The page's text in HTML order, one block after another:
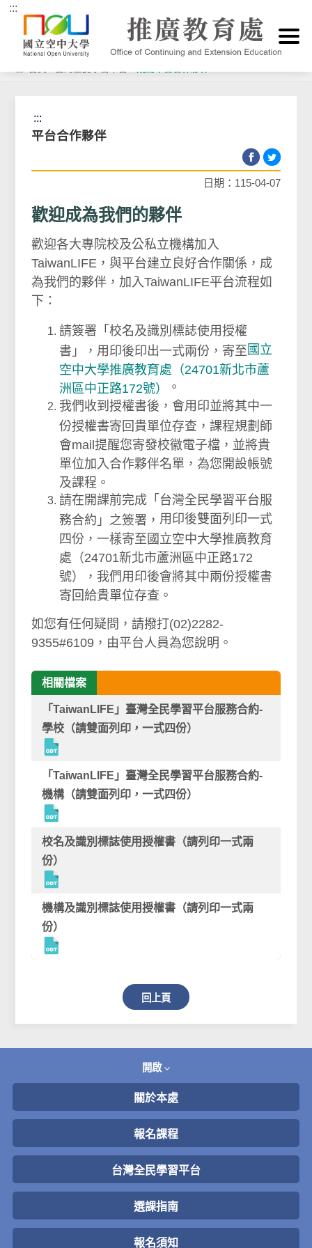
跳到主要內容區塊
:::
:::
平台合作夥伴
日期：115-04-07
歡迎成為我們的夥伴
歡迎各大專院校及公私立機構加入
TaiwanLIFE，與平台建立良好合作關係，成
為我們的夥伴，加入TaiwanLIFE平台流程如
下：
請簽署「校名及識別標誌使用授權
書」，用印後印出一式兩份，寄至 國立
空中大學推廣教育處（24701新北市蘆
洲區中正路172號）
。
我們收到授權書後，會用印並將其中一
份授權書寄回貴單位存查，課程規劃師
會mail提醒您寄發校徽電子檔，並將貴
單位加入合作夥伴名單，為您開設帳號
及課程。
請在開課前完成「台灣全民學習平台服
務合約」之簽署， 用印後雙面列印一式
四份，一樣寄至國立空中大學推廣教育
處（24701新北市蘆洲區中正路172
號），我們用印後會將其中兩份授權書
寄回給貴單位存查。
如您有任何疑問，請撥打(02)2282-
9355#6109，由平台人員為您說明。
相關檔案
「TaiwanLIFE」臺灣全民學習平台服務合約-
學校（請雙面列印，一式四份）
「TaiwanLIFE」臺灣全民學習平台服務合約-
機構（請雙面列印，一式四份）
校名及識別標誌使用授權書（請列印一式兩
份）
機構及識別標誌使用授權書（請列印一式兩
份）
回上頁
開啟
關於本處
報名課程
台灣全民學習平台
選課指南
報名須知